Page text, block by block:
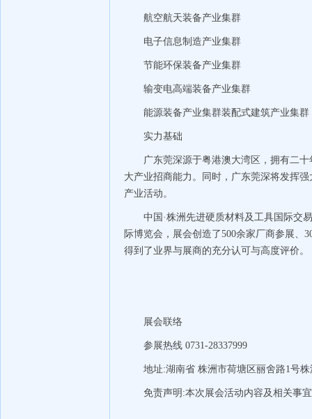
航空航天装备产业集群
电子信息制造产业集群
节能环保装备产业集群
输变电高端装备产业集群
能源装备产业集群装配式建筑产业集群
实力基础
广东莞深源于粤港澳大湾区，拥有二
大产业招商能力。同时，广东莞深将发挥
产业活动。
中国·株洲先进硬质材料及工具国际交
际博览会，展会创造了500余家厂商参展、
得到了业界与展商的充分认可与高度评价。
展会联络
参展热线 0731-28337999
地址:湖南省 株洲市荷塘区丽舍路1号
免责声明:本次展会活动内容及相关事